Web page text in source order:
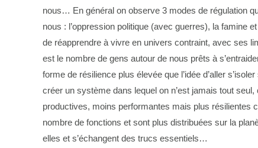
nous… En général on observe 3 modes de régulation
nous : l’oppression politique (avec guerres), la famine
de réapprendre à vivre en univers contraint, avec ses
est le nombre de gens autour de nous prêts à
forme de résilience plus élevée que l’idée d’aller
créer un système dans lequel on n’est jamais tout
productives, moins performantes mais plus résilientes
nombre de fonctions et sont plus distribuées sur la
elles et s’échangent des trucs essentiels…